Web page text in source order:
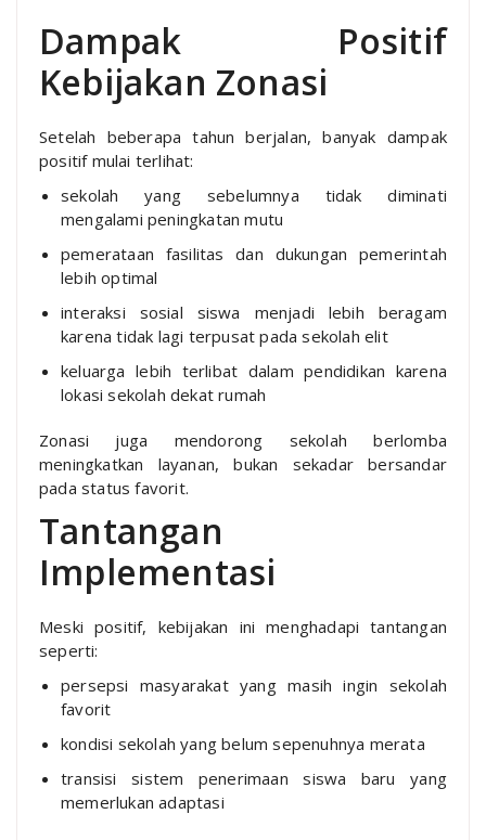
Dampak Positif
Kebijakan Zonasi
Setelah beberapa tahun berjalan, banyak dampak
positif mulai terlihat:
sekolah yang sebelumnya tidak diminati
mengalami peningkatan mutu
pemerataan fasilitas dan dukungan pemerintah
lebih optimal
interaksi sosial siswa menjadi lebih beragam
karena tidak lagi terpusat pada sekolah elit
keluarga lebih terlibat dalam pendidikan karena
lokasi sekolah dekat rumah
Zonasi juga mendorong sekolah berlomba
meningkatkan layanan, bukan sekadar bersandar
pada status favorit.
Tantangan
Implementasi
Meski positif, kebijakan ini menghadapi tantangan
seperti:
persepsi masyarakat yang masih ingin sekolah
favorit
kondisi sekolah yang belum sepenuhnya merata
transisi sistem penerimaan siswa baru yang
memerlukan adaptasi